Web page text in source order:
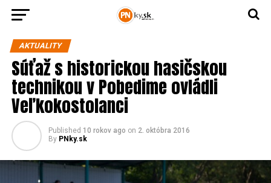
AKTUALITY
Súťaž s historickou hasičskou
technikou v Pobedime ovládli
Veľkokostolanci
Published 10 rokov ago on 2. októbra 2016
By PNky.sk